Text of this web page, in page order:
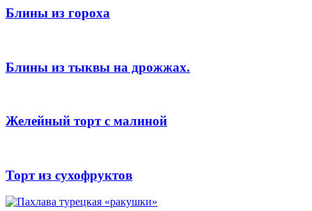
Блины из гороха
Блины из тыквы на дрожжах.
Желейный торт с малиной
Торт из сухофруктов